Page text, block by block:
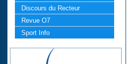
Discours du Recteur
Revue O7
Sport Info